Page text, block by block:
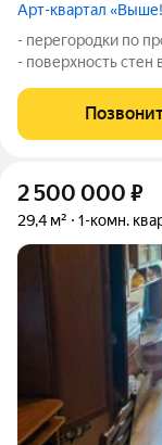
Арт-квартал
- перегородки по проекту; - поверхность потолков по проекту;
- поверхность стен выровненные стены, кроме экранов
ниш прохождения
установки
2 500 000 ₽
29,4 м² 1-комн.